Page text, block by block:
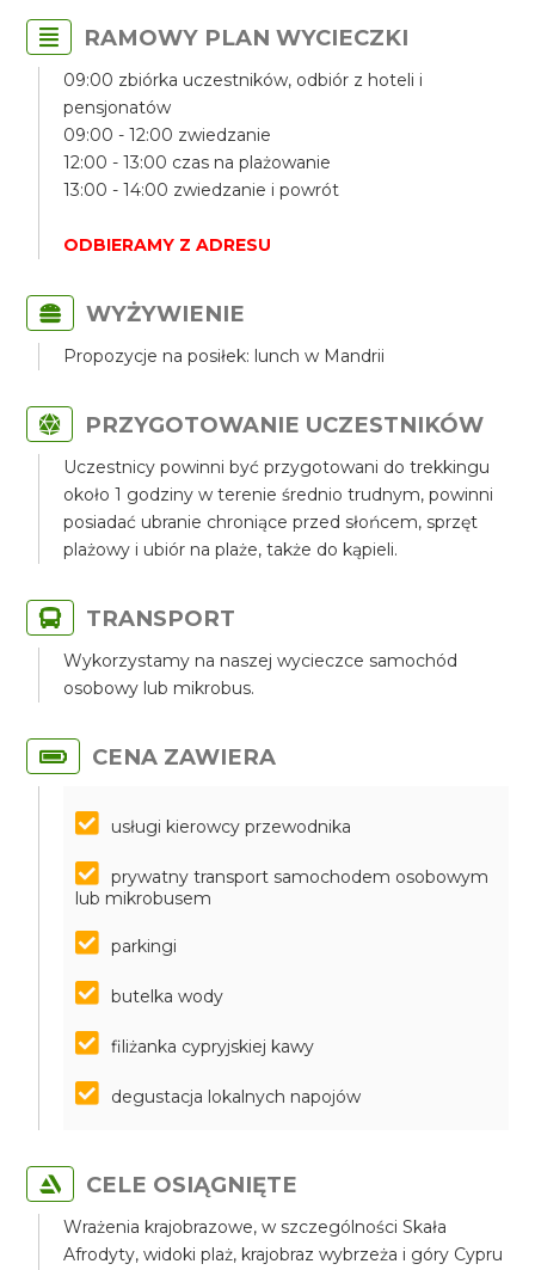
RAMOWY PLAN WYCIECZKI
09:00 zbiórka uczestników, odbiór z hoteli i
pensjonatów
09:00 - 12:00 zwiedzanie
12:00 - 13:00 czas na plażowanie
13:00 - 14:00 zwiedzanie i powrót
ODBIERAMY Z ADRESU
WYŻYWIENIE
Propozycje na posiłek: lunch w Mandrii
PRZYGOTOWANIE UCZESTNIKÓW
Uczestnicy powinni być przygotowani do trekkingu
około 1 godziny w terenie średnio trudnym, powinni
posiadać ubranie chroniące przed słońcem, sprzęt
plażowy i ubiór na plaże, także do kąpieli.
TRANSPORT
Wykorzystamy na naszej wycieczce samochód
osobowy lub mikrobus.
CENA ZAWIERA
usługi kierowcy przewodnika
prywatny transport samochodem osobowym
lub mikrobusem
parkingi
butelka wody
filiżanka cypryjskiej kawy
degustacja lokalnych napojów
CELE OSIĄGNIĘTE
Wrażenia krajobrazowe, w szczególności Skała
Afrodyty, widoki plaż, krajobraz wybrzeża i góry Cypru